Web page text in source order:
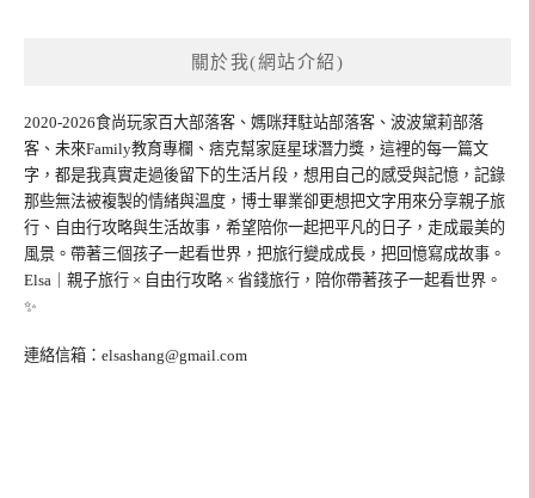
關於我(網站介紹)
2020-2026食尚玩家百大部落客、媽咪拜駐站部落客、波波黛莉部落
客、未來Family教育專欄、痞克幫家庭星球潛力獎，這裡的每一篇文
字，都是我真實走過後留下的生活片段，想用自己的感受與記憶，記錄
那些無法被複製的情緒與溫度，博士畢業卻更想把文字用來分享親子旅
行、自由行攻略與生活故事，希望陪你一起把平凡的日子，走成最美的
風景。帶著三個孩子一起看世界，把旅行變成成長，把回憶寫成故事。
Elsa｜親子旅行 × 自由行攻略 × 省錢旅行，陪你帶著孩子一起看世界。
✨
連絡信箱： elsashang@gmail.com